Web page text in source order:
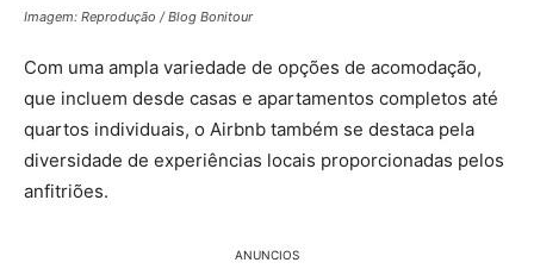
Imagem: Reprodução / Blog Bonitour
Com uma ampla variedade de opções de acomodação,
que incluem desde casas e apartamentos completos até
quartos individuais, o Airbnb também se destaca pela
diversidade de experiências locais proporcionadas pelos
anfitriões.
ANUNCIOS